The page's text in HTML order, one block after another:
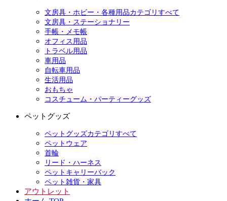
文房具・ホビー・各種用品カテゴリすべて
文房具・ステーショナリー
手帳・メモ帳
オフィス用品
トラベル用品
車用品
自転車用品
生活用品
おもちゃ
コスチューム・パーティーグッズ
ペットグッズ
ペットグッズカテゴリすべて
ペットウェア
首輪
リード・ハーネス
ペットキャリーバック
ペット雑貨・家具
アウトレット